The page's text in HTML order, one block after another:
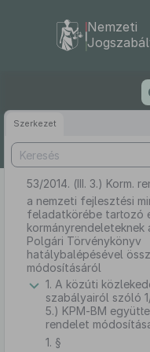
tartalomra
Nemzeti
Szerkezet
53/2014. (III. 3.) Korm.
a nemzeti fejlesztési
feladatkörébe tartozó
kormányrendeleteknek
Polgári Törvénykönyv
hatálybalépésével
módosításáról
1. A közúti
szabályairól szóló
5.) KPM-BM
rendelet
1. §